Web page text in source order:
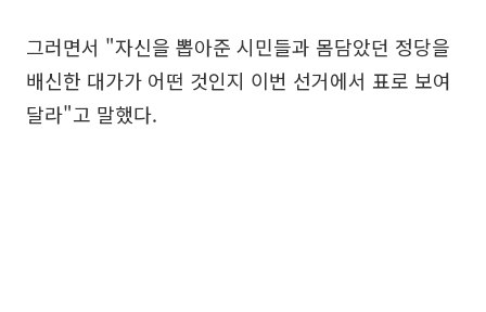
그러면서 "자신을 뽑아준 시민들과 몸담았던 정당을
배신한 대가가 어떤 것인지 이번 선거에서 표로 보여
달라"고 말했다.